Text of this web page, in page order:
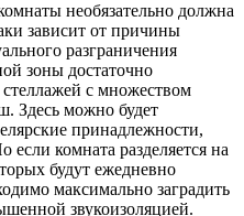
необязательно должна
зависит от причины
разграничения
зоны достаточно
с множеством
Здесь можно будет
принадлежности,
если комната разделяется на
будут ежедневно
максимально заградить
звукоизоляцией.